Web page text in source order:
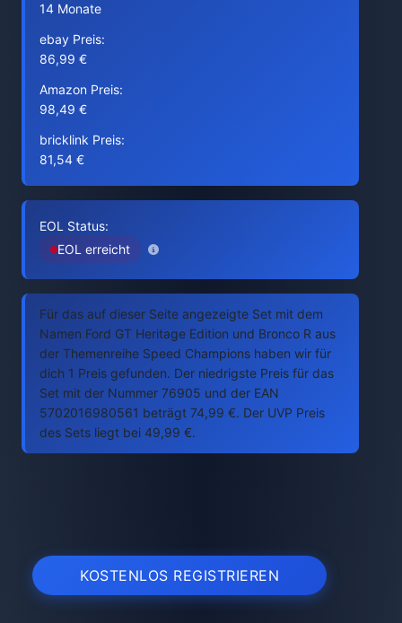
14 Monate
ebay Preis:
86,99 €
Amazon Preis:
98,49 €
bricklink Preis:
81,54 €
EOL Status:
EOL erreicht
Für das auf dieser Seite angezeigte Set mit dem
Namen Ford GT Heritage Edition und Bronco R aus
der Themenreihe Speed Champions haben wir für
dich 1 Preis gefunden. Der niedrigste Preis für das
Set mit der Nummer 76905 und der EAN
5702016980561 beträgt 74,99 €. Der UVP Preis
des Sets liegt bei 49,99 €.
KOSTENLOS REGISTRIEREN